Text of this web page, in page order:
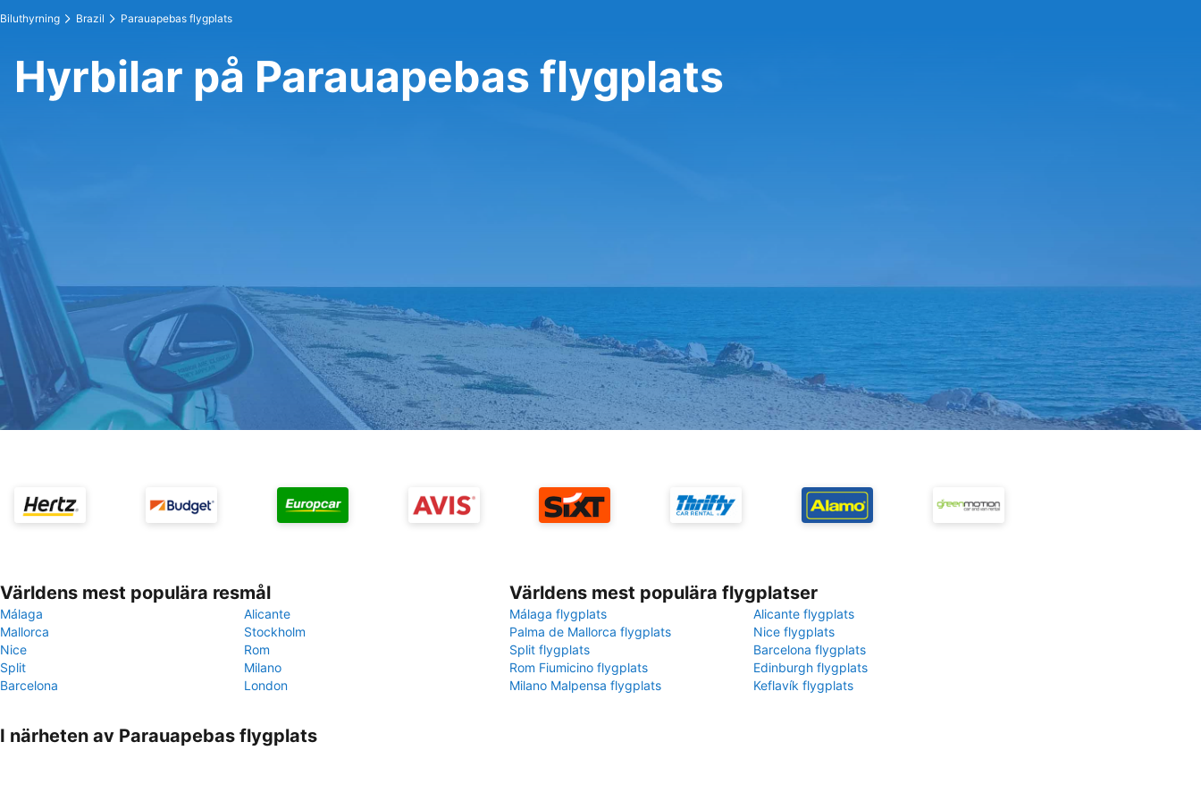
Biluthyrning Brazil Parauapebas flygplats
Hyrbilar på Parauapebas flygplats
Världens mest populära resmål
Málaga
Alicante
Mallorca
Stockholm
Nice
Rom
Split
Milano
Barcelona
London
Världens mest populära flygplatser
Málaga flygplats
Alicante flygplats
Palma de Mallorca flygplats
Nice flygplats
Split flygplats
Barcelona flygplats
Rom Fiumicino flygplats
Edinburgh flygplats
Milano Malpensa flygplats
Keflavík flygplats
I närheten av Parauapebas flygplats